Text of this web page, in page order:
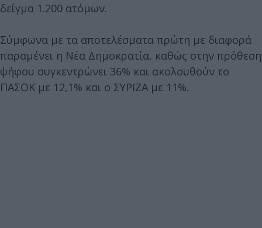
δείγμα 1.200 ατόμων.
Σύμφωνα με τα αποτελέσματα πρώτη με διαφορά
παραμένει η Νέα Δημοκρατία, καθώς στην πρόθεση
ψήφου συγκεντρώνει 36% και ακολουθούν το
ΠΑΣΟΚ με 12,1% και ο ΣΥΡΙΖΑ με 11%.